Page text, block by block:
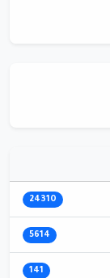
24310
5614
141